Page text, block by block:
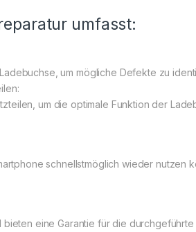
umfasst:
um mögliche Defekte zu
um die optimale Funktion der
schnellstmöglich wieder nutzen
eine Garantie für die